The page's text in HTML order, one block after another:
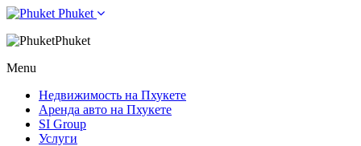
Phuket
Phuket
Menu
Недвижимость на Пхукете
Аренда авто на Пхукете
SI Group
Услуги